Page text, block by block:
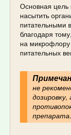
Основная цель
насытить
питательными
благодаря
на микрофлору
питательных
не
препарата.